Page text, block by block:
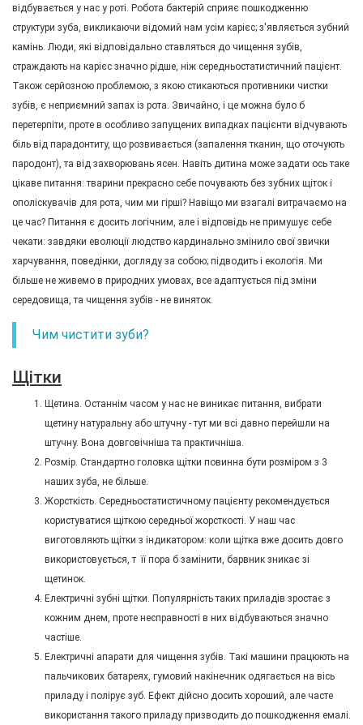
відбувається у нас у роті. Робота бактерій сприяє пошкодженню
структури зуба, викликаючи відомий нам усім карієс; з'являється зубний
камінь. Люди, які відповідально ставляться до чищення зубів,
страждають на карієс значно рідше, ніж середньостатистичний пацієнт.
Також серйозною проблемою, з якою стикаються противники чистки
зубів, є неприємний запах із рота. Звичайно, і це можна було б
перетерпіти, проте в особливо запущених випадках пацієнти відчувають
біль від парадонтиту, що розвивається (запалення тканин, що оточують
пародонт), та від захворювань ясен. Навіть дитина може задати ось таке
цікаве питання: тварини прекрасно себе почувають без зубних щіток і
ополіскувачів для рота, чим ми гірші? Навіщо ми взагалі витрачаємо на
це час? Питання є досить логічним, але і відповідь не примушує себе
чекати: завдяки еволюції людство кардинально змінило свої звички
харчування, поведінки, догляду за собою; підводить і екологія. Ми
більше не живемо в природних умовах, все адаптується під зміни
середовища, та чищення зубів - не виняток.
Чим чистити зуби?
Щітки
Щетина. Останнім часом у нас не виникає питання, вибрати
щетину натуральну або штучну - тут ми всі давно перейшли на
штучну. Вона довговічніша та практичніша.
Розмір. Стандартно головка щітки повинна бути розміром з 3
наших зуба, не більше.
Жорсткість. Середньостатистичному пацієнту рекомендується
користуватися щіткою середньої жорсткості. У наш час
виготовляють щітки з індикатором: коли щітка вже досить довго
використовується, т її пора б замінити, барвник зникає зі
щетинок.
Електричні зубні щітки. Популярність таких приладів зростає з
кожним днем, проте несправності в них відбуваються значно
частіше.
Електричні апарати для чищення зубів. Такі машини працюють на
пальчикових батареях, гумовий накінечник одягається на вісь
приладу і полірує зуб. Ефект дійсно досить хороший, але часте
використання такого приладу призводить до пошкодження емалі.